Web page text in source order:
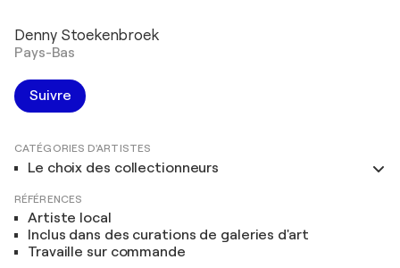
Denny Stoekenbroek
Pays-Bas
Suivre
CATÉGORIES D'ARTISTES
Le choix des collectionneurs
RÉFÉRENCES
Artiste local
Inclus dans des curations de galeries d'art
Travaille sur commande